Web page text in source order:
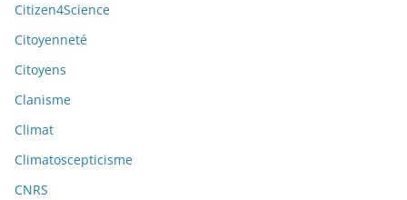
Citizen4Science
Citoyenneté
Citoyens
Clanisme
Climat
Climatoscepticisme
CNRS